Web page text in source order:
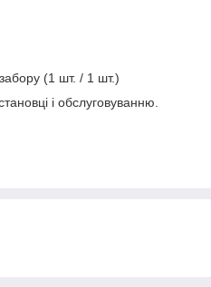
(1 шт. / 1 шт.)
і обслуговуванню.